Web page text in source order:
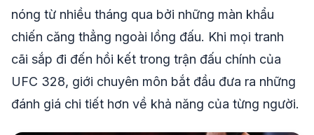
nóng từ nhiều tháng qua bởi những màn khẩu
chiến căng thẳng ngoài lồng đấu. Khi mọi tranh
cãi sắp đi đến hồi kết trong trận đấu chính của
UFC 328, giới chuyên môn bắt đầu đưa ra những
đánh giá chi tiết hơn về khả năng của từng người.